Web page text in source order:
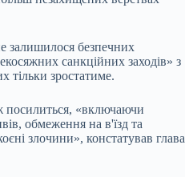
залишилося безпечних
санкційних заходів» з
тільки зростатиме.
«включаючи
обмеження на в'їзд та
злочини», констатував глава